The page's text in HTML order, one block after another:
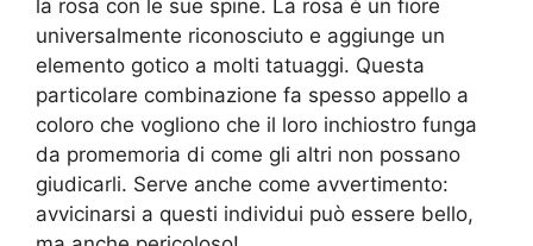
la rosa con le sue spine. La rosa è un fiore
universalmente riconosciuto e aggiunge un
elemento gotico a molti tatuaggi. Questa
particolare combinazione fa spesso appello a
coloro che vogliono che il loro inchiostro funga
da promemoria di come gli altri non possano
giudicarli. Serve anche come avvertimento:
avvicinarsi a questi individui può essere bello,